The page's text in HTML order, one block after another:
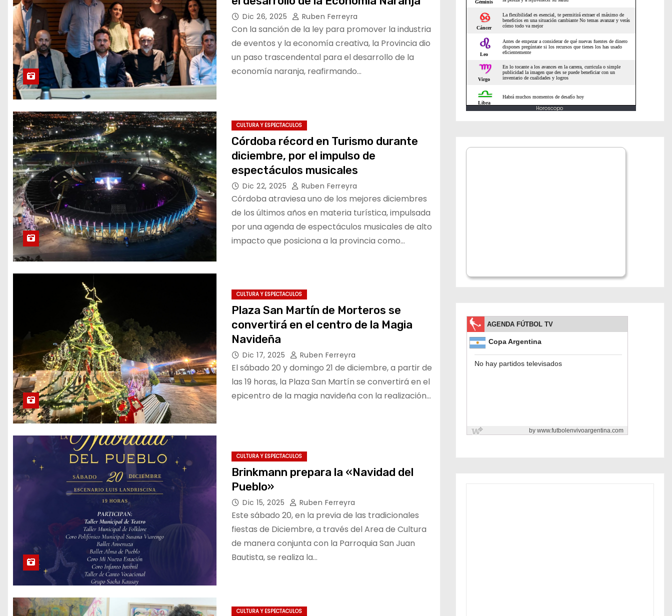
Dic 26, 2025 Ruben Ferreyra
Con la sanción de la ley para promover la industria
de eventos y la economía creativa, la Provincia dio
un paso trascendental para el desarrollo de la
economía naranja, reafirmando…
CULTURA Y ESPECTACULOS
Córdoba récord en Turismo durante
diciembre, por el impulso de
espectáculos musicales
Dic 22, 2025 Ruben Ferreyra
Córdoba atraviesa uno de los mejores diciembres
de los últimos años en materia turística, impulsada
por una agenda de espectáculos musicales de alto
impacto que posiciona a la provincia como…
CULTURA Y ESPECTACULOS
Plaza San Martín de Morteros se
convertirá en el centro de la Magia
Navideña
Dic 17, 2025 Ruben Ferreyra
El sábado 20 y domingo 21 de diciembre, a partir de
las 19 horas, la Plaza San Martín se convertirá en el
epicentro de la magia navideña con la realización…
CULTURA Y ESPECTACULOS
Brinkmann prepara la «Navidad del
Pueblo»
Dic 15, 2025 Ruben Ferreyra
Este sábado 20, en la previa de las tradicionales
fiestas de Diciembre, a través del Area de Cultura
de manera conjunta con la Parroquia San Juan
Bautista, se realiza la…
CULTURA Y ESPECTACULOS
Horoscopo